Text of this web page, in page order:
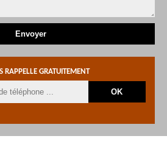
RAPPELLE GRATUITEMENT